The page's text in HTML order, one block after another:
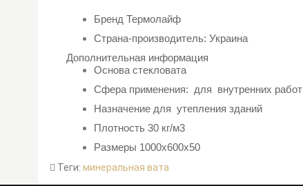
Бренд Термолайф
Страна-производитель: Украина
Дополнительная информация
Основа стекловата
Сфера применения: для внутренних работ
Назначение для утепления зданий
Плотность 30 кг/м3
Размеры 1000х600х50
Теги: минеральная вата